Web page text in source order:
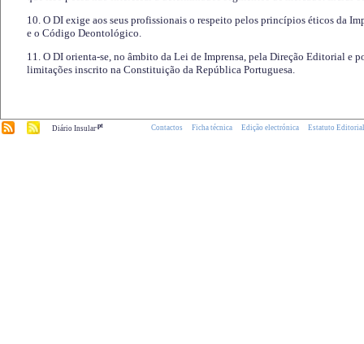
10. O DI exige aos seus profissionais o respeito pelos princípios éticos da
e o Código Deontológico.
11. O DI orienta-se, no âmbito da Lei de Imprensa, pela Direção Editorial e
limitações inscrito na Constituição da República Portuguesa.
Diário Insular.pt Contactos Ficha técnica Edição electrónica Estatuto Editorial